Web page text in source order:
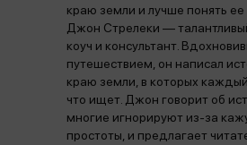
краю земли и лучше понять ее
Джон Стрелеки —
коуч и консультант.
путешествием, он написал
краю земли, в которых
что ищет. Джон говорит об
многие игнорируют из-за
простоты, и предлагает